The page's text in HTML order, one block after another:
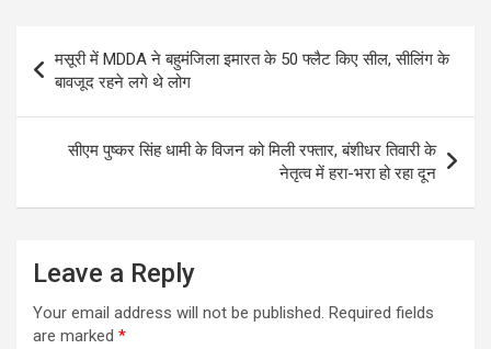
navigation
मसूरी में MDDA ने बहुमंजिला इमारत के 50 फ्लैट किए सील, सीलिंग के
बावजूद रहने लगे थे लोग
सीएम पुष्कर सिंह धामी के विजन को मिली रफ्तार, बंशीधर तिवारी के
नेतृत्व में हरा-भरा हो रहा दून
Leave a Reply
Your email address will not be published. Required fields
are marked *